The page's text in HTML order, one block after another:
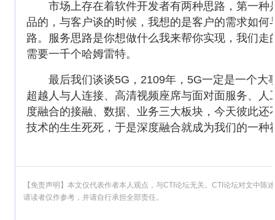
市场上存在着软件开发者有两种思路，第一种
品的，与客户谈的时候，我想的是客户的需求如
路。服务思路是你想做什么我来帮你实现，我们
需要一千个哈姆雷特。
最后我们谈谈5G，2109年，5G一定是一个大
超越人与人连接、高清视频座席与面对面服务、
度融合的接融、数据、业务三大板块，今天彼此
技术的生生死死，于是深度融合就成为我们的一种
【免责声明】本文仅代表作者本人观点，与CTI论坛无关。CTI论坛对文中
请读者仅作参考，并请自行承担全部责任。